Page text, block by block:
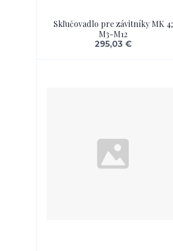
Skľučovadlo pre závitníky MK 4;
M3-M12
295,03 €